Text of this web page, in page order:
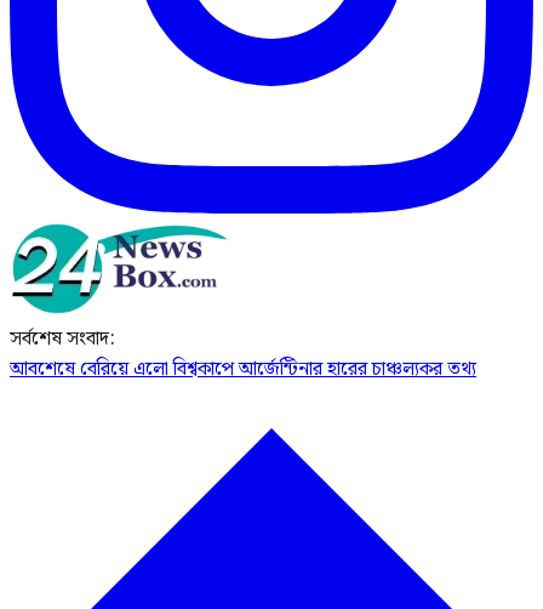
সর্বশেষ সংবাদ:
আবশেষে বেরিয়ে এলো বিশ্বকাপে আর্জেন্টিনার হারের চাঞ্চল্যকর তথ্য